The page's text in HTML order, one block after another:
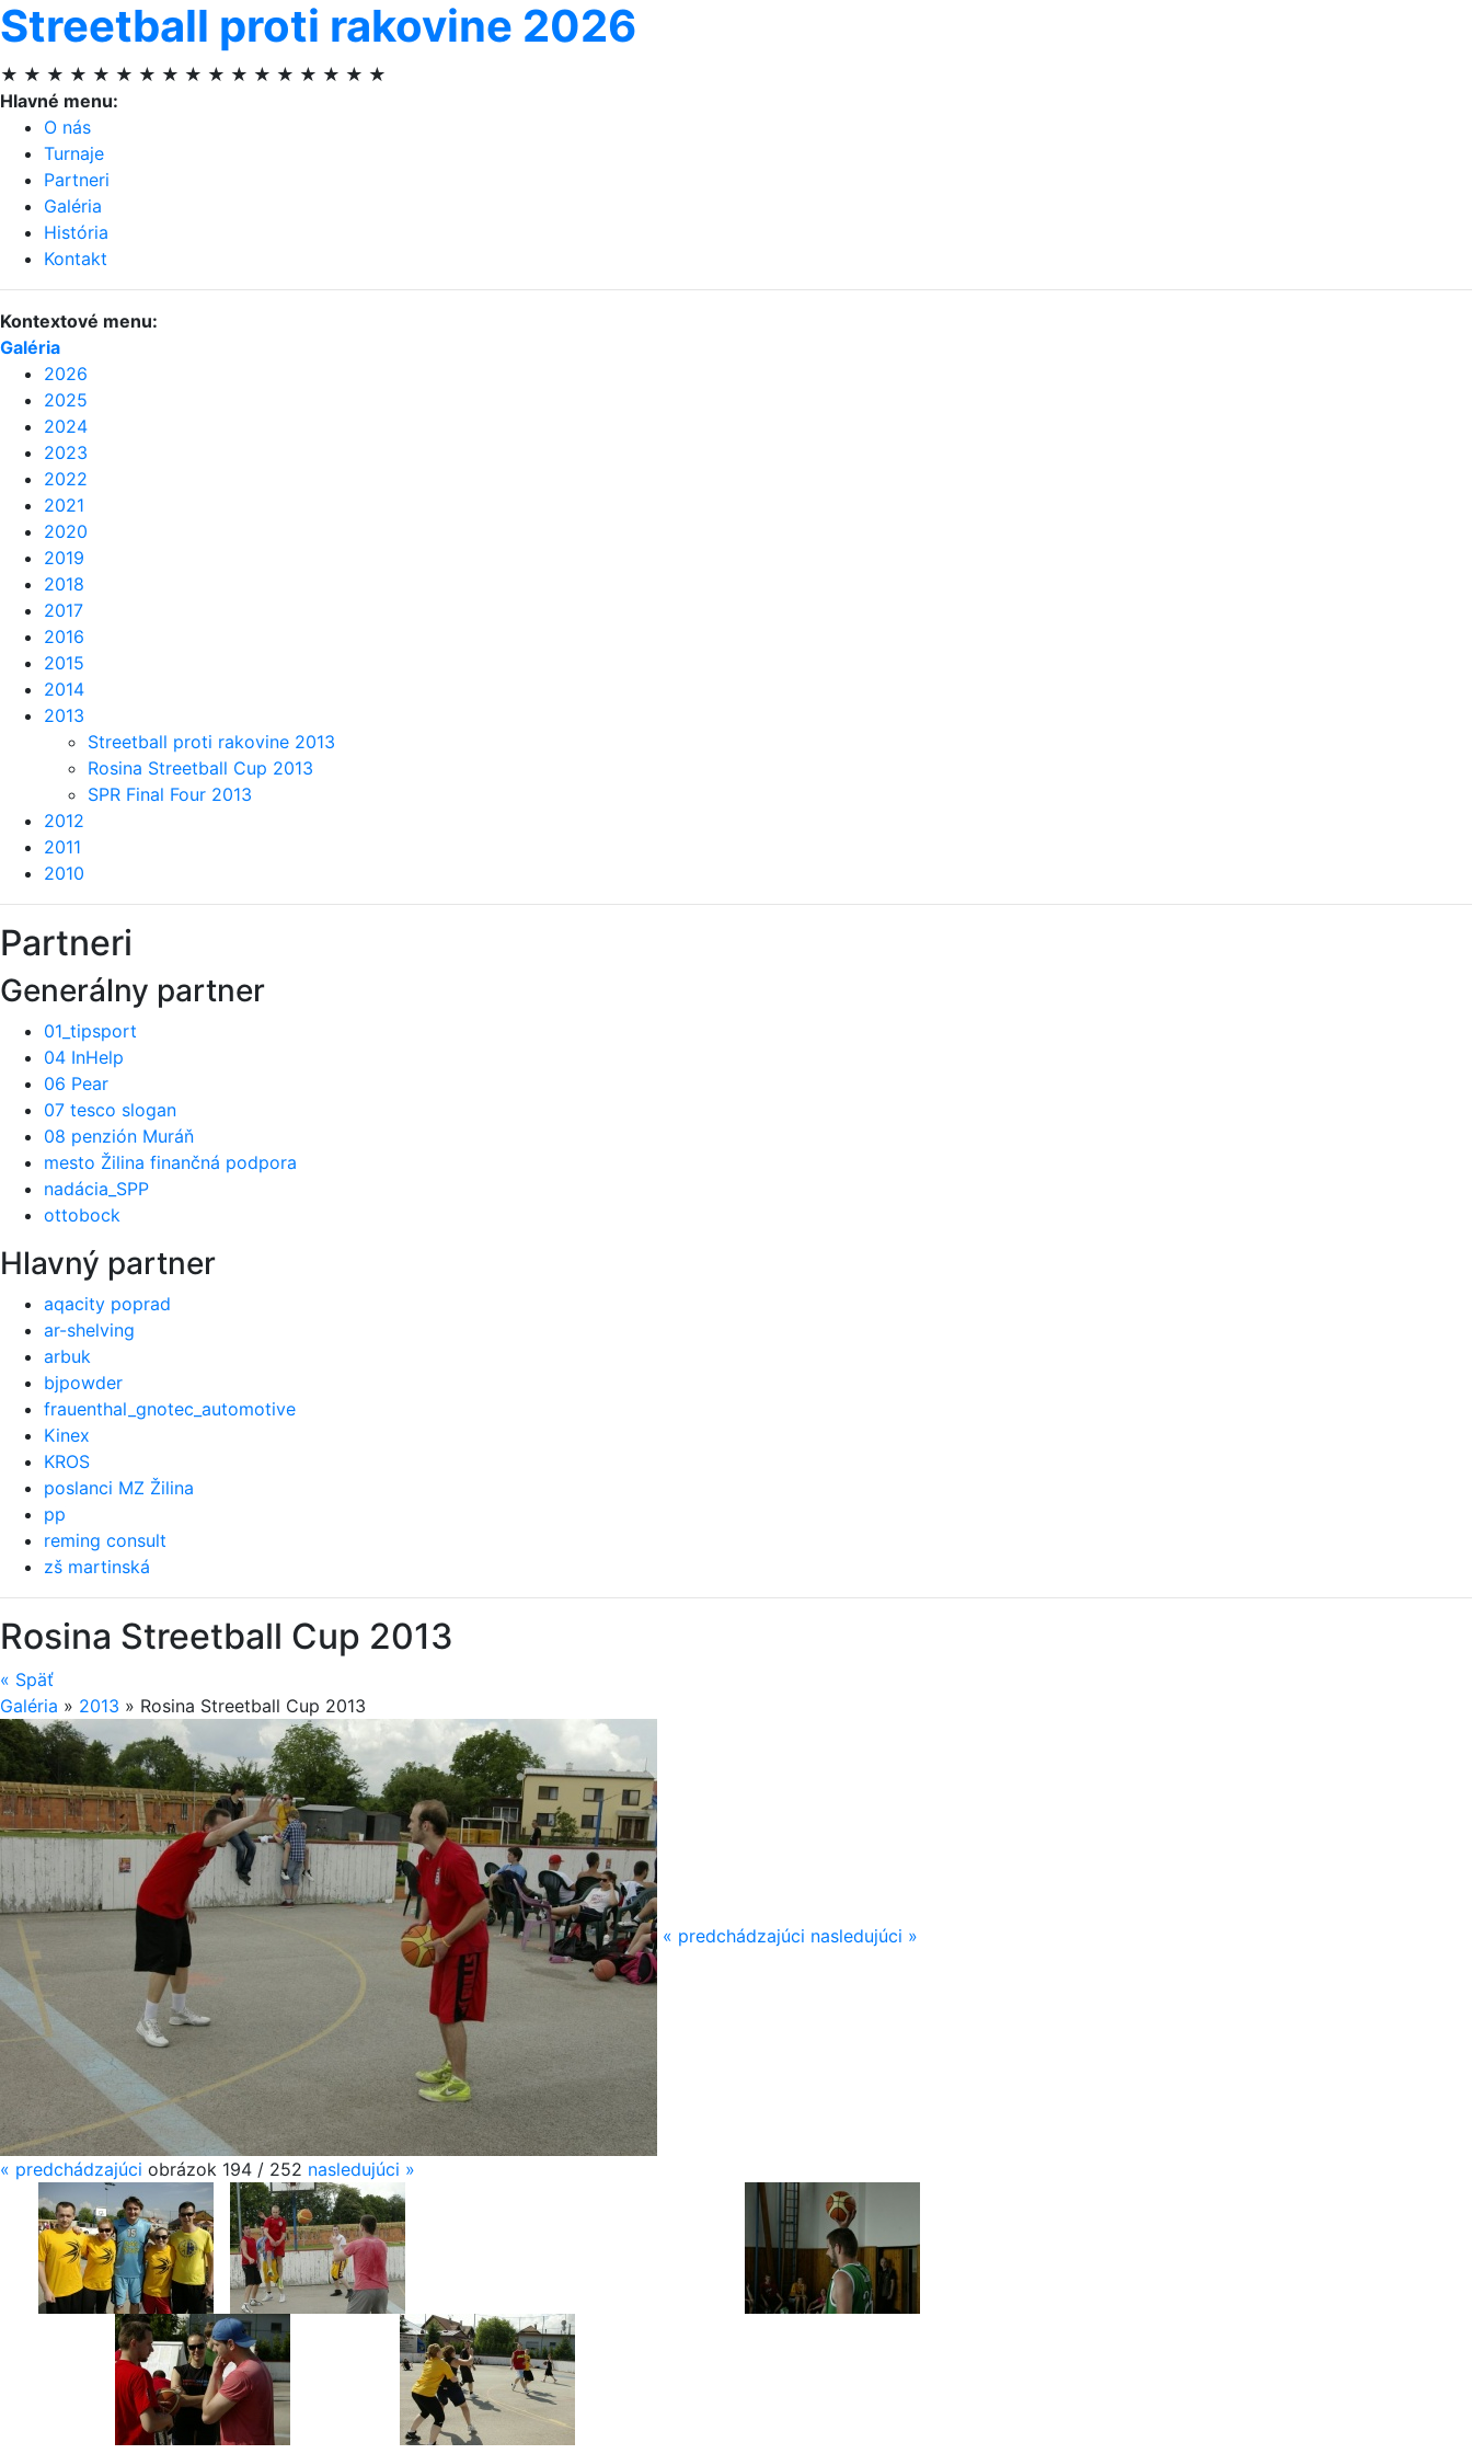
Streetball proti rakovine 2026
★ ★ ★ ★ ★ ★ ★ ★ ★ ★ ★ ★ ★ ★ ★ ★ ★
Hlavné menu:
O nás
Turnaje
Partneri
Galéria
História
Kontakt
Kontextové menu:
Galéria
2026
2025
2024
2023
2022
2021
2020
2019
2018
2017
2016
2015
2014
2013
Streetball proti rakovine 2013
Rosina Streetball Cup 2013
SPR Final Four 2013
2012
2011
2010
Partneri
Generálny partner
01_tipsport
04 InHelp
06 Pear
07 tesco slogan
08 penzión Muráň
mesto Žilina finančná podpora
nadácia_SPP
ottobock
Hlavný partner
aqacity poprad
ar-shelving
arbuk
bjpowder
frauenthal_gnotec_automotive
Kinex
KROS
poslanci MZ Žilina
pp
reming consult
zš martinská
Rosina Streetball Cup 2013
« Späť
Galéria » 2013 » Rosina Streetball Cup 2013
« predchádzajúci nasledujúci »
« predchádzajúci obrázok 194 / 252 nasledujúci »